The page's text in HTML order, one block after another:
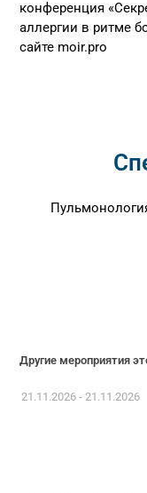
конференция
аллергии в ритме
сайте moir.pro
Другие мероприятия
21.11.2026 - 21.11.2026